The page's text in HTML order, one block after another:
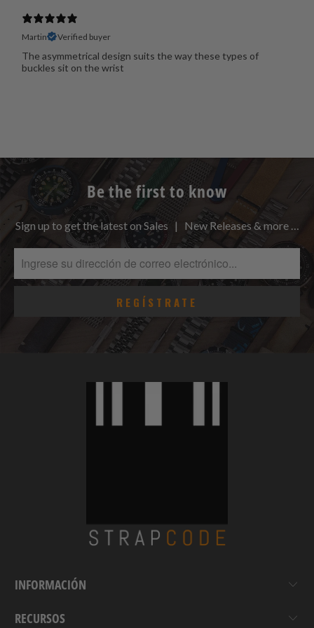
Martin Verified buyer
The asymmetrical design suits the way these types of
buckles sit on the wrist
Be the first to know
Sign up to get the latest on Sales | New Releases & more …
INFORMACIÓN
RECURSOS